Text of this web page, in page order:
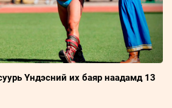
Үндэсний их баяр наадамд 13